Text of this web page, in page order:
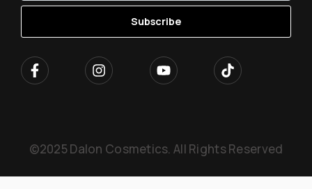
Subscribe
©2025 Dalon Cosmetics. All Rights Reserved